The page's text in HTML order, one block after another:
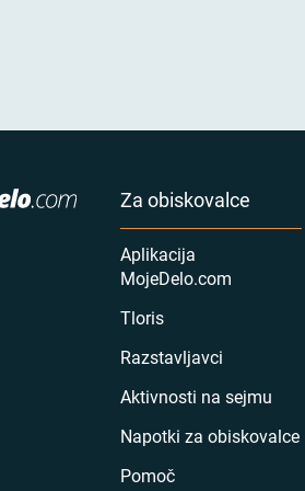
Za obiskovalce
Aplikacija
MojeDelo.com
Tloris
Razstavljavci
Aktivnosti na sejmu
Napotki za obiskovalce
Pomoč